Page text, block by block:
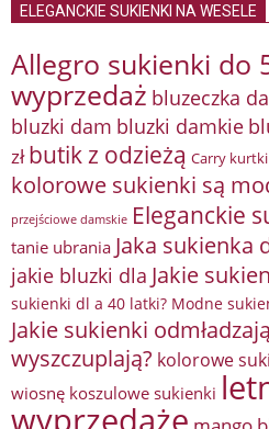
ELEGANCKIE SUKIENKI NA WESELE
Allegro sukienki do
wyprzedaż bluzeczka
bluzki dam bluzki damkie
zł butik z odzieżą Carry
kolorowe sukienki są
przejściowe damskie Eleganckie
tanie ubrania Jaka sukienka
jakie bluzki dla Jakie
sukienki dl a 40 latki? Modne
Jakie sukienki
wyszczuplają? kolorowe
wiosnę koszulowe sukienki
wyprzedaże